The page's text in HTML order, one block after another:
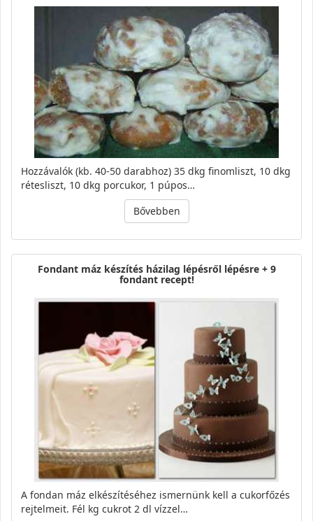
Hozzávalók (kb. 40-50 darabhoz) 35 dkg finomliszt, 10 dkg
rétesliszt, 10 dkg porcukor, 1 púpos…
Bővebben
Fondant máz készítés házilag lépésről lépésre + 9
fondant recept!
A fondan máz elkészítéséhez ismernünk kell a cukorfőzés
rejtelmeit. Fél kg cukrot 2 dl vízzel…